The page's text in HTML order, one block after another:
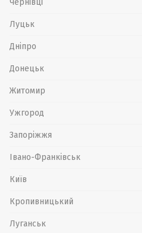
Луцьк
Дніпро
Донецьк
Житомир
Ужгород
Запоріжжя
Івано-Франківськ
Київ
Кропивницький
Луганськ